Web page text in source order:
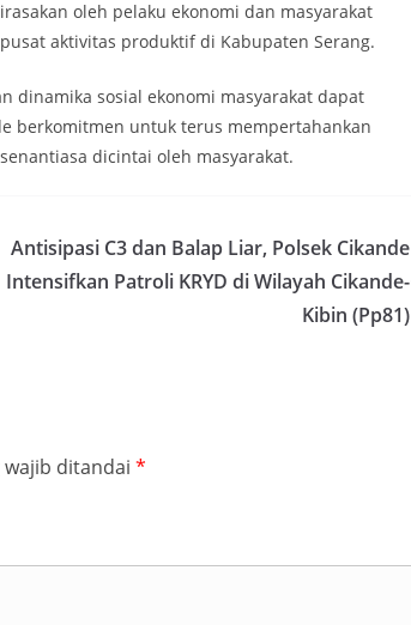
oleh pelaku ekonomi dan masyarakat
aktivitas produktif di Kabupaten Serang.
dinamika sosial ekonomi masyarakat dapat
berkomitmen untuk terus mempertahankan
dicintai oleh masyarakat.
Antisipasi C3 dan Balap Liar, Polsek Cikande
Intensifkan Patroli KRYD di Wilayah Cikande-
Kibin (Pp81)
wajib ditandai *